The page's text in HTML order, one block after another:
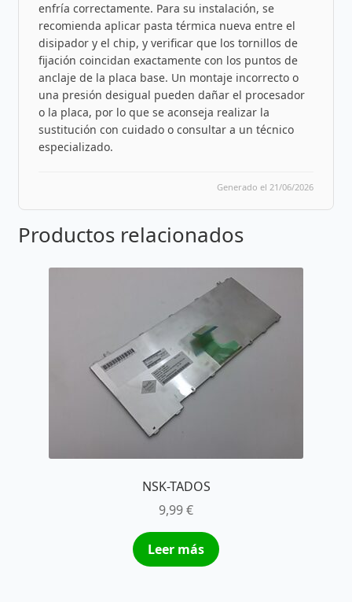
enfría correctamente. Para su instalación, se
recomienda aplicar pasta térmica nueva entre el
disipador y el chip, y verificar que los tornillos de
fijación coincidan exactamente con los puntos de
anclaje de la placa base. Un montaje incorrecto o
una presión desigual pueden dañar el procesador
o la placa, por lo que se aconseja realizar la
sustitución con cuidado o consultar a un técnico
especializado.
Generado el 21/06/2026
Productos relacionados
NSK-TADOS
9,99€
Leer más